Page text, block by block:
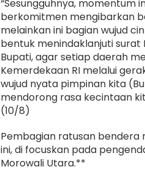
“Sesungguhnya, momentum
berkomitmen mengibarkan
melainkan ini bagian wujud
bentuk menindaklanjuti
Bupati, agar setiap daerah
Kemerdekaan RI melalui
wujud nyata pimpinan kita
mendorong rasa kecintaan
(10/8)
Pembagian ratusan bendera
ini, di focuskan pada
Morowali Utara.**